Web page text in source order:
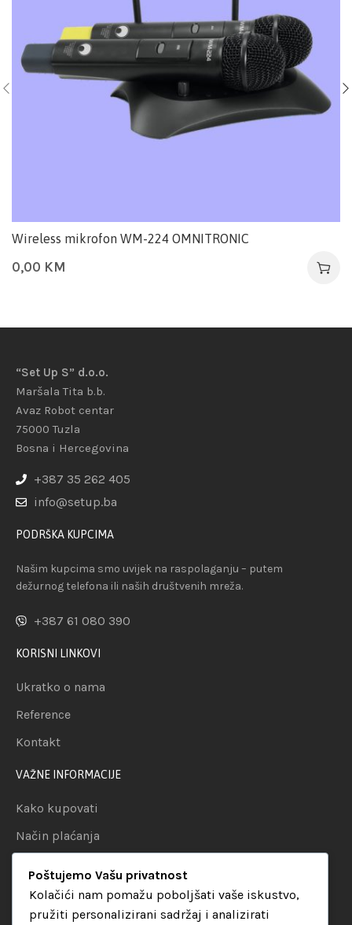
Wireless mikrofon WM-224 OMNITRONIC
0,00 KM
“Set Up S” d.o.o.
Maršala Tita b.b.
Avaz Robot centar
75000 Tuzla
Bosna i Hercegovina
+387 35 262 405
info@setup.ba
PODRŠKA KUPCIMA
Našim kupcima smo uvijek na raspolaganju – putem
dežurnog telefona ili naših društvenih mreža.
+387 61 080 390
KORISNI LINKOVI
Ukratko o nama
Reference
Kontakt
VAŽNE INFORMACIJE
Kako kupovati
Način plaćanja
Politika privatnosti
Poštujemo Vašu privatnost
Kolačići nam pomažu poboljšati vaše iskustvo,
pružiti personalizirani sadržaj i analizirati